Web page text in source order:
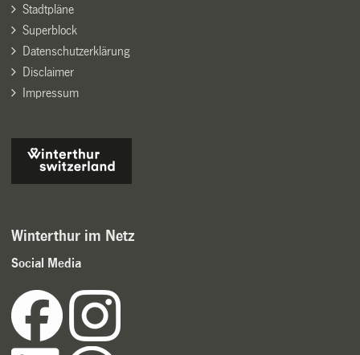
Stadtpläne
Superblock
Datenschutzerklärung
Disclaimer
Impressum
Winterthur im Netz
Social Media